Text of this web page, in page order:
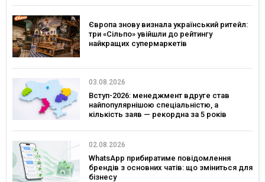
Європа знову визнала український ритейл:
три «Сільпо» увійшли до рейтингу
найкращих супермаркетів
03.08.2026
Вступ-2026: менеджмент вдруге став
найпопулярнішою спеціальністю, а
кількість заяв — рекордна за 5 років
02.08.2026
WhatsApp прибиратиме повідомлення
брендів з основних чатів: що зміниться для
бізнесу